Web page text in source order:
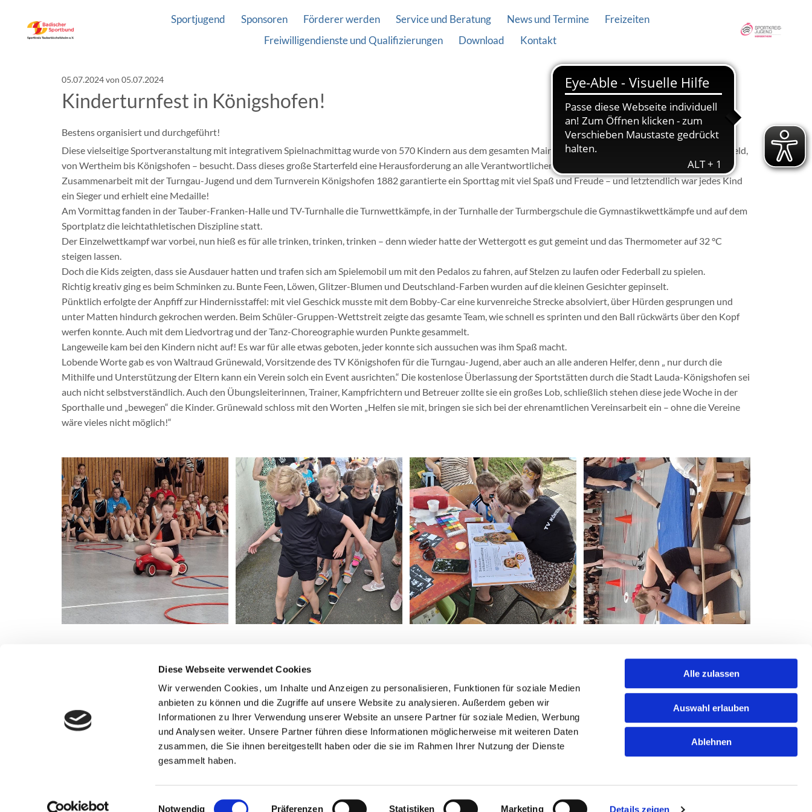
Diese Webseite verwendet Cookies
Wir verwenden Cookies, um Inhalte und Anzeigen zu personalisieren, Funktionen für soziale Medien
anbieten zu können und die Zugriffe auf unsere Website zu analysieren. Außerdem geben wir
Informationen zu Ihrer Verwendung unserer Website an unsere Partner für soziale Medien, Werbung
und Analysen weiter. Unsere Partner führen diese Informationen möglicherweise mit weiteren Daten
zusammen, die Sie ihnen bereitgestellt haben oder die sie im Rahmen Ihrer Nutzung der Dienste
gesammelt haben.
Einwilligungsauswahl
Notwendig Präferenzen Statistiken Marketing Details zeigen
Alle zulassen
Auswahl erlauben
Ablehnen
Sportjugend Sponsoren Förderer werden Service und Beratung News und Termine
Freizeiten
Freiwilligendienste und Qualifizierungen
Download Kontakt
05.07.2024von 05.07.2024
Kinderturnfest in Königshofen!
Bestens organisiert und durchgeführt!
Diese vielseitige Sportveranstaltung mit integrativem Spielnachmittag wurde von 570 Kindern aus dem gesamten Main-Neckar-Turngau – von Mosbach bis Grünsfeld,
von Wertheim bis Königshofen – besucht. Dass dieses große Starterfeld eine Herausforderung an alle Verantwortlichen war ist selbstverständlich! Doch die gute
Zusammenarbeit mit der Turngau-Jugend und dem Turnverein Königshofen 1882 garantierte ein Sporttag mit viel Spaß und Freude – und letztendlich war jedes Kind
ein Sieger und erhielt eine Medaille!
Am Vormittag fanden in der Tauber-Franken-Halle und TV-Turnhalle die Turnwettkämpfe, in der Turnhalle der Turmbergschule die Gymnastikwettkämpfe und auf dem
Sportplatz die leichtathletischen Diszipline statt.
Der Einzelwettkampf war vorbei, nun hieß es für alle trinken, trinken, trinken – denn wieder hatte der Wettergott es gut gemeint und das Thermometer auf 32 °C
steigen lassen.
Doch die Kids zeigten, dass sie Ausdauer hatten und trafen sich am Spielemobil um mit den Pedalos zu fahren, auf Stelzen zu laufen oder Federball zu spielen.
Richtig kreativ ging es beim Schminken zu. Bunte Feen, Löwen, Glitzer-Blumen und Deutschland-Farben wurden auf die kleinen Gesichter gepinselt.
Pünktlich erfolgte der Anpfiff zur Hindernisstaffel: mit viel Geschick musste mit dem Bobby-Car eine kurvenreiche Strecke absolviert, über Hürden gesprungen und
unter Matten hindurch gekrochen werden. Beim Schüler-Gruppen-Wettstreit zeigte das gesamte Team, wie schnell es sprinten und den Ball rückwärts über den Kopf
werfen konnte. Auch mit dem Liedvortrag und der Tanz-Choreographie wurden Punkte gesammelt.
Langeweile kam bei den Kindern nicht auf! Es war für alle etwas geboten, jeder konnte sich aussuchen was ihm Spaß macht.
Lobende Worte gab es von Waltraud Grünewald, Vorsitzende des TV Königshofen für die Turngau-Jugend, aber auch an alle anderen Helfer, denn „ nur durch die
Mithilfe und Unterstützung der Eltern kann ein Verein solch ein Event ausrichten.“ Die kostenlose Überlassung der Sportstätten durch die Stadt Lauda-Königshofen sei
auch nicht selbstverständlich. Auch den Übungsleiterinnen, Trainer, Kampfrichtern und Betreuer zollte sie ein großes Lob, schließlich stehen diese jede Woche in der
Sporthalle und „bewegen“ die Kinder. Grünewald schloss mit den Worten „Helfen sie mit, bringen sie sich bei der ehrenamtlichen Vereinsarbeit ein – ohne die Vereine
wäre vieles nicht möglich!“
Sportjugend Tauberbischofsheim und
Sportjugend-Förderverein
Schmiederstraße 21 | 97941 Tauberbischofsheim
info@sportjugend-main-tauber.de
Informationspflicht
Impressum|Datenschutzerklärung
Sportjugend Mergentheim
Wachbacher Straße 52 | 97980 Bad Mergentheim
07931 479625